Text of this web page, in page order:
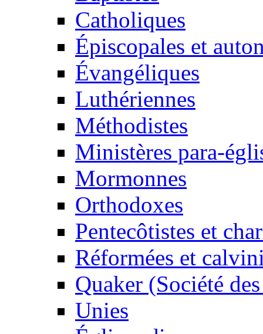
Catholiques
Épiscopales et
Évangéliques
Luthériennes
Méthodistes
Ministères para-
Mormonnes
Orthodoxes
Pentecôtistes et
Réformées et
Quaker (Société
Unies